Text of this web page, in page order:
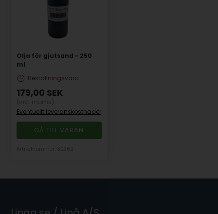
Olja för gjutsand - 250
ml
Beställningsvara
179,00 SEK
Eventuellt leveranskostnader
GÅ TILL VARAN